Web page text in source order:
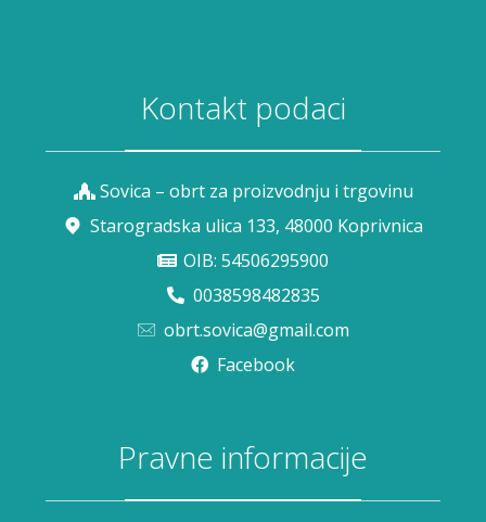
Kontakt podaci
Sovica – obrt za proizvodnju i trgovinu
Starogradska ulica 133, 48000 Koprivnica
OIB: 54506295900
0038598482835
obrt.sovica@gmail.com
Facebook
Pravne informacije